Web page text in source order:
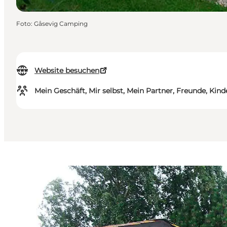
Website besuchen
Mein Geschäft, Mir selbst, Mein Partner, Freunde,
Foto: Gåsevig Camping